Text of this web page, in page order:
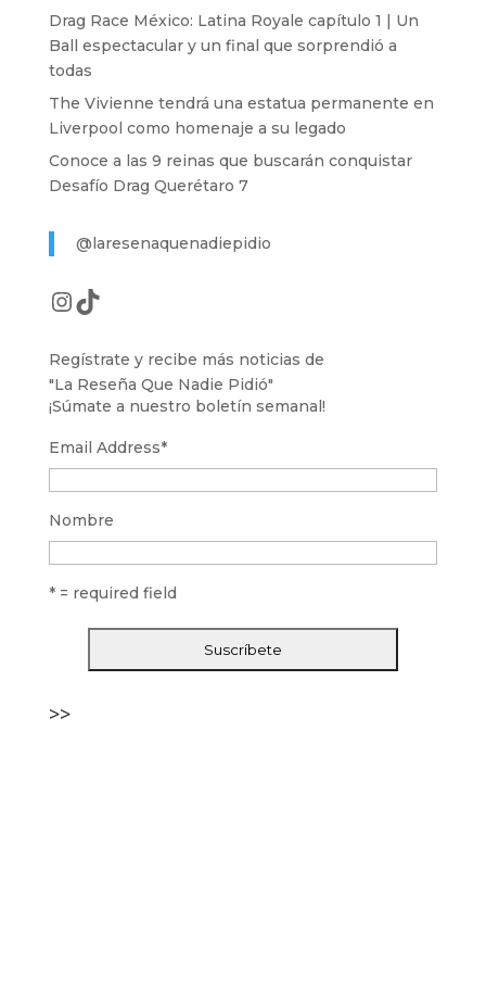
Drag Race México: Latina Royale capítulo 1 | Un
Ball espectacular y un final que sorprendió a
todas
The Vivienne tendrá una estatua permanente en
Liverpool como homenaje a su legado
Conoce a las 9 reinas que buscarán conquistar
Desafío Drag Querétaro 7
@laresenaquenadiepidio
Instagram
TikTok
Regístrate y recibe más noticias de
"La Reseña Que Nadie Pidió"
¡Súmate a nuestro boletín semanal!
Email Address*
Nombre
* = required field
>>